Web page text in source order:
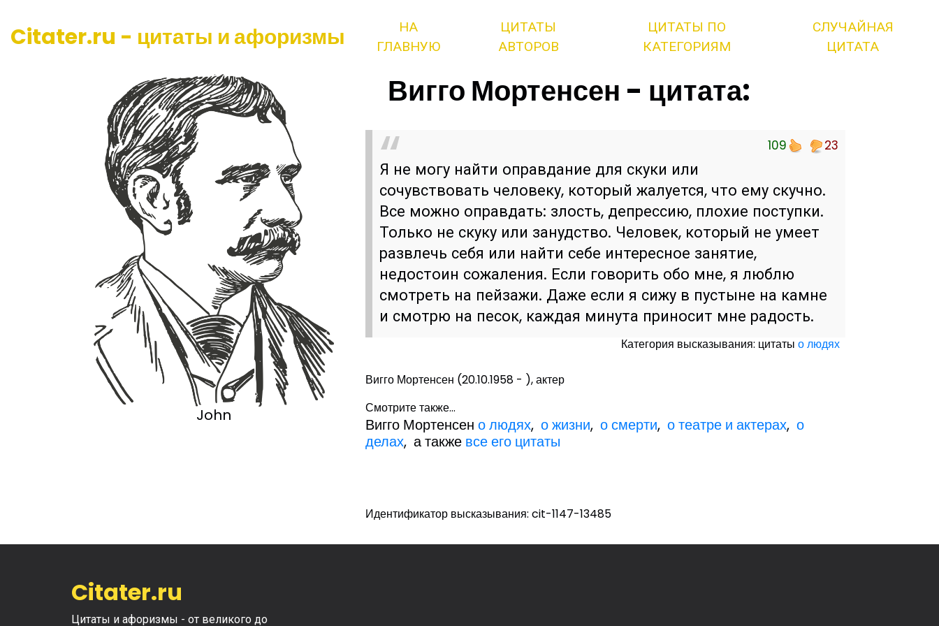
Citater.ru - цитаты и афоризмы
НА
ГЛАВНУЮ
ЦИТАТЫ
АВТОРОВ
ЦИТАТЫ ПО
КАТЕГОРИЯМ
СЛУЧАЙНАЯ
ЦИТАТА
John
Вигго Мортенсен - цитата:
109 23
Я не могу найти оправдание для скуки или
сочувствовать человеку, который жалуется, что ему скучно.
Все можно оправдать: злость, депрессию, плохие поступки.
Только не скуку или занудство. Человек, который не умеет
развлечь себя или найти себе интересное занятие,
недостоин сожаления. Если говорить обо мне, я люблю
смотреть на пейзажи. Даже если я сижу в пустыне на камне
и смотрю на песок, каждая минута приносит мне радость.
Категория высказывания: цитаты о людях
Вигго Мортенсен (20.10.1958 - ), актер
Смотрите также...
Вигго Мортенсено людях,о жизни,о смерти,о театре и актерах,о
делах, а также все его цитаты
Идентификатор высказывания: cit-1147-13485
Citater.ru
Цитаты и афоризмы - от великого до